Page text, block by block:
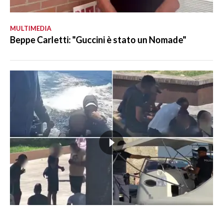
MULTIMEDIA
Beppe Carletti: "Guccini è stato un Nomade"